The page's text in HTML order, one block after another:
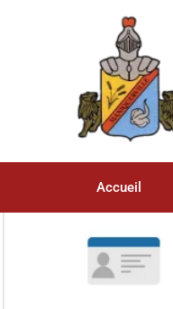
Accueil